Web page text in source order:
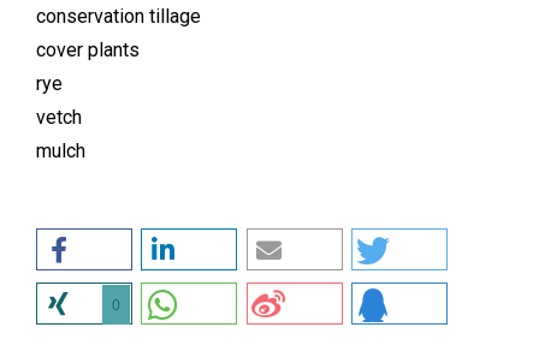
conservation tillage
cover plants
rye
vetch
mulch
0